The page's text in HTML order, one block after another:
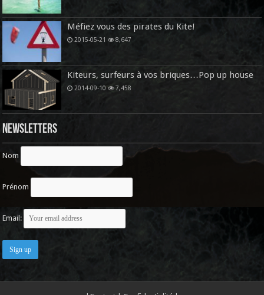
Méfiez vous des pirates du Kite!
2015-05-21 8,647
Kiteurs, surfeurs à vos briques…Pop up house
2014-09-10 7,458
Newsletters
Nom
Prénom
Email: